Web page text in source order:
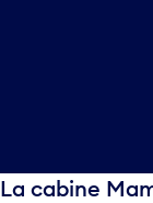
La cabine